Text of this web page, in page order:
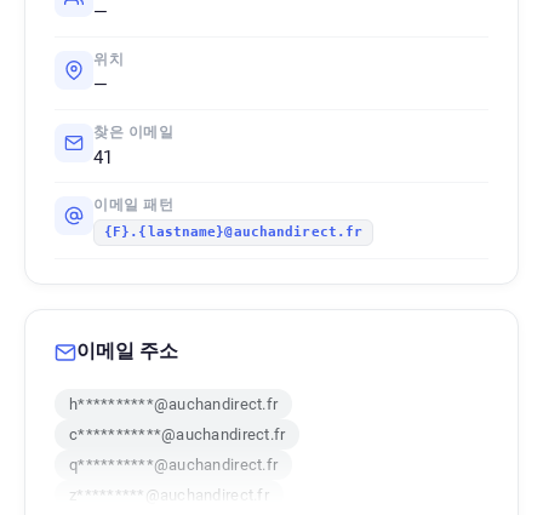
—
위치
—
찾은 이메일
41
이메일 패턴
{F}.{lastname}@auchandirect.fr
이메일 주소
h**********@auchandirect.fr
c***********@auchandirect.fr
q**********@auchandirect.fr
z*********@auchandirect.fr